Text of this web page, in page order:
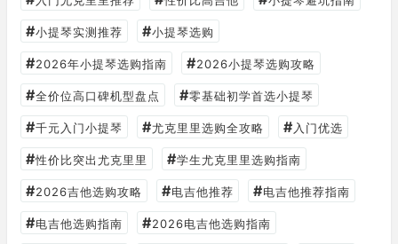
#小提琴实测推荐 #小提琴选购
#2026年小提琴选购指南 #2026小提琴选购攻略
#全价位高口碑机型盘点 #零基础初学首选小提琴
#千元入门小提琴 #尤克里里选购全攻略 # 入门优选
#性价比突出尤克里里 #学生尤克里里选购指南
#2026吉他选购攻略 #电吉他推荐 #电吉他推荐指南
#电吉他选购指南 #2026电吉他选购指南